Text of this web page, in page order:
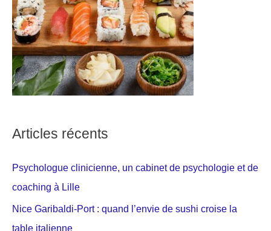
Articles récents
Psychologue clinicienne, un cabinet de psychologie et de
coaching à Lille
Nice Garibaldi-Port : quand l’envie de sushi croise la
table italienne